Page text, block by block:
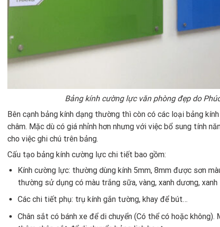
Bảng kính cường lực văn phòng đẹp do
Bên cạnh bảng kính dạng thường thì còn có các loại bảng
châm. Mặc dù có giá nhỉnh hơn nhưng với việc bổ sung tính
cho việc ghi chú trên bảng.
Cấu tạo bảng kính cường lực chi tiết bao gồm:
Kính cường lực: thường dùng kính 5mm, 8mm được sơn
thường sử dụng có màu trắng sữa, vàng, xanh dương, xanh
Các chi tiết phụ: trụ kính gắn tường, khay để bút…
Chân sắt có bánh xe để di chuyển (Có thể có hoặc